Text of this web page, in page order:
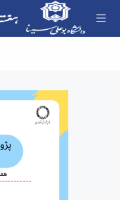
علمی در هفته پژوهش 1402 -